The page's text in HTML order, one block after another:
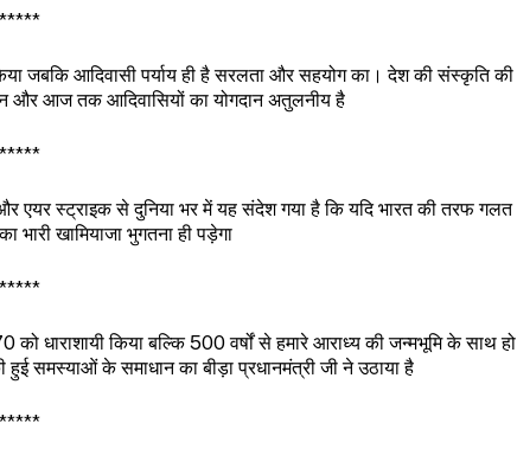
जबकि आदिवासी पर्याय ही है सरलता और सहयोग का। देश की संस्कृति की
और आज तक आदिवासियों का योगदान अतुलनीय है
एयर स्ट्राइक से दुनिया भर में यह संदेश गया है कि यदि भारत की तरफ गलत
खामियाजा भुगतना ही पड़ेगा
धाराशायी किया बल्कि 500 वर्षों से हमारे आराध्य की जन्मभूमि के साथ हो
हुई समस्याओं के समाधान का बीड़ा प्रधानमंत्री जी ने उठाया है